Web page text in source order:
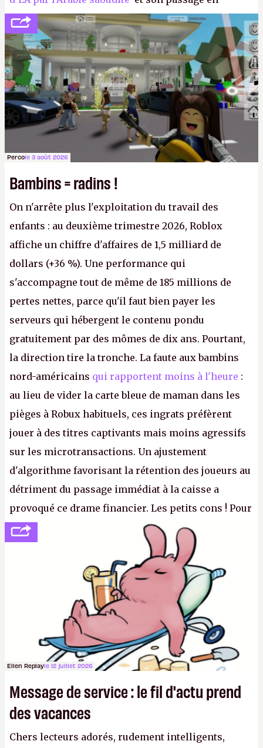
société privée, l'éditeur n'aura bientôt plus
l'obligation de publier ses bilans. Encore une
victoire pour la transparence.P.
Percole 3 août 2026
Bambins = radins !
On n'arrête plus l'exploitation du travail des
enfants : au deuxième trimestre 2026, Roblox
affiche un chiffre d'affaires de 1,5 milliard de
dollars (+36 %). Une performance qui
s'accompagne tout de même de 185 millions de
pertes nettes, parce qu'il faut bien payer les
serveurs qui hébergent le contenu pondu
gratuitement par des mômes de dix ans. Pourtant,
la direction tire la tronche. La faute aux bambins
nord-américains qui rapportent moins à l'heure :
au lieu de vider la carte bleue de maman dans les
pièges à Robux habituels, ces ingrats préfèrent
jouer à des titres captivants mais moins agressifs
sur les microtransactions. Un ajustement
d'algorithme favorisant la rétention des joueurs au
détriment du passage immédiat à la caisse a
provoqué ce drame financier. Les petits cons ! Pour
se consoler, le PDG David Baszucki peut compter
sur le déblocage du jeu en Russie et l'explosion des
joueurs majeurs (+32 %). L'avenir appartient donc
aux adultes, qui ne sont jamais que des enfants
avec du pouvoir d'achat.P.
Ellen Replayle 12 juillet 2026
Message de service : le fil d'actu prend
des vacances
Chers lecteurs adorés, rudement intelligents,